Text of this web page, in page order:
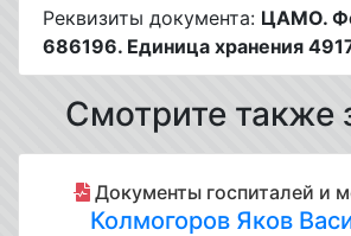
Реквизиты документа: ЦАМО.
686196. Единица хранения
Смотрите также
Документы госпиталей и
Колмогоров Яков